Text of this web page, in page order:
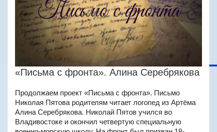
«Письма с фронта». Алина Серебрякова
Продолжаем проект «Письма с фронта». Письмо
Николая Пятова родителям читает логопед из Артёма
Алина Серебрякова. Николай Пятов учился во
Владивостоке и окончил четвертую специальную